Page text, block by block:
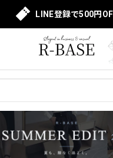
LINE登録で500円